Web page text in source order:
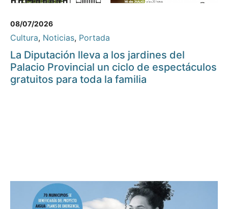
08/07/2026
Cultura, Noticias, Portada
La Diputación lleva a los jardines del
Palacio Provincial un ciclo de espectáculos
gratuitos para toda la familia